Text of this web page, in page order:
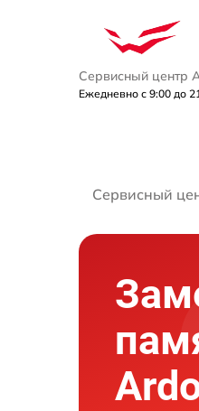
Сервисный центр
Ежедневно с 9:00 до
Сервисный